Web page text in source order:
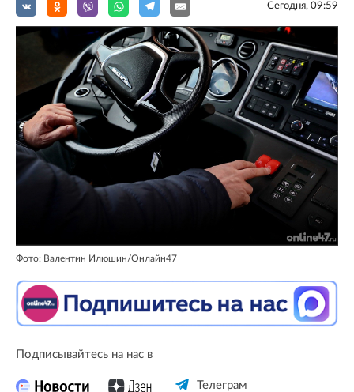
Сегодня, 09:59
Фото: Валентин Илюшин/Онлайн47
Подписывайтесь на нас в
Телеграм